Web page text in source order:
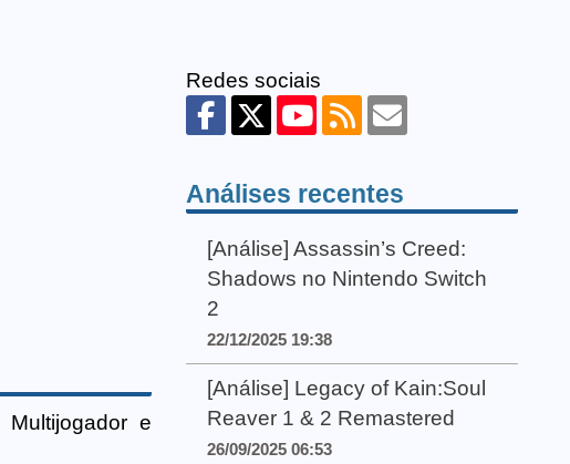
e
Redes sociais
Análises recentes
[Análise] Assassin’s Creed:
Shadows no Nintendo Switch
2
22/12/2025 19:38
[Análise] Legacy of Kain:Soul
Reaver 1 & 2 Remastered
26/09/2025 06:53